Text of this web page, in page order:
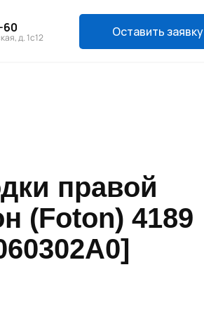
Оставить заявку
60
д. 1с12
правой
(Foton) 4189